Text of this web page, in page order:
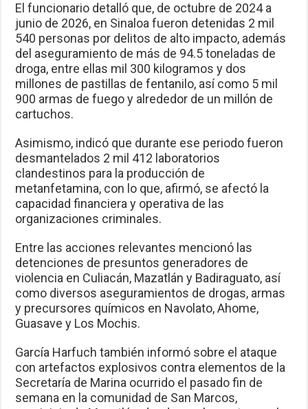
El funcionario detalló que, de octubre de 2024 a
junio de 2026, en Sinaloa fueron detenidas 2 mil
540 personas por delitos de alto impacto, además
del aseguramiento de más de 94.5 toneladas de
droga, entre ellas mil 300 kilogramos y dos
millones de pastillas de fentanilo, así como 5 mil
900 armas de fuego y alrededor de un millón de
cartuchos.
Asimismo, indicó que durante ese periodo fueron
desmantelados 2 mil 412 laboratorios
clandestinos para la producción de
metanfetamina, con lo que, afirmó, se afectó la
capacidad financiera y operativa de las
organizaciones criminales.
Entre las acciones relevantes mencionó las
detenciones de presuntos generadores de
violencia en Culiacán, Mazatlán y Badiraguato, así
como diversos aseguramientos de drogas, armas
y precursores químicos en Navolato, Ahome,
Guasave y Los Mochis.
García Harfuch también informó sobre el ataque
con artefactos explosivos contra elementos de la
Secretaría de Marina ocurrido el pasado fin de
semana en la comunidad de San Marcos,